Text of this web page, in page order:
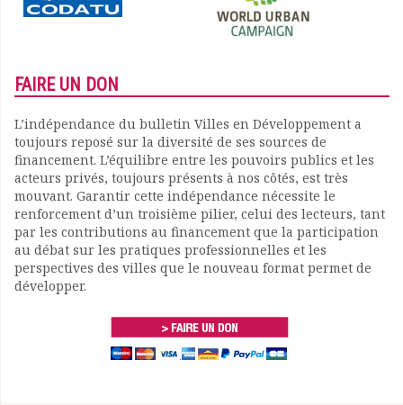
FAIRE UN DON
L’indépendance du bulletin Villes en Développement a
toujours reposé sur la diversité de ses sources de
financement. L’équilibre entre les pouvoirs publics et les
acteurs privés, toujours présents à nos côtés, est très
mouvant. Garantir cette indépendance nécessite le
renforcement d’un troisième pilier, celui des lecteurs, tant
par les contributions au financement que la participation
au débat sur les pratiques professionnelles et les
perspectives des villes que le nouveau format permet de
développer.